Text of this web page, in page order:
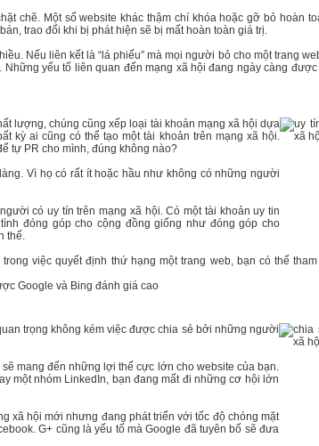
chẽ. Một số website khác thậm chí khóa hoặc gỡ bỏ hoàn
trao đổi khi bị phát hiện sẽ bị mất hoàn toàn giá trị.
Nếu liên kết là “lá phiếu” mà mọi người bỏ cho một trang
yếu tố liên quan đến mạng xã hội đang ngày càng
lượng, chúng cũng xếp loại tài khoản mạng xã hội dựa
kỳ ai cũng có thể tạo một tài khoản trên mạng xã hội.
tự PR cho mình, đúng không nào?
Vì họ có rất ít hoặc hầu như không có những người
có uy tín trên mạng xã hội. Có một tài khoản uy tin
đóng góp cho cộng đồng giống như đóng góp cho
thế.
việc quyết định thứ hạng một trang web, bạn có thể
Google và Bing đánh giá cao
trọng không kém việc được chia sẻ bởi những người
mang đến những lợi thế cực lớn cho website của bạn.
một nhóm LinkedIn, bạn đang mất đi những cơ hội lớn
xã hội mới nhưng đang phát triển với tốc độ chóng mặt
G+ cũng là yếu tố mà Google đã tuyên bố sẽ đưa